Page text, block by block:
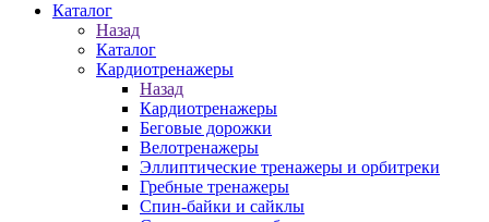
Каталог
Назад
Каталог
Кардиотренажеры
Назад
Кардиотренажеры
Беговые дорожки
Велотренажеры
Эллиптические тренажеры и орбитреки
Гребные тренажеры
Спин-байки и сайклы